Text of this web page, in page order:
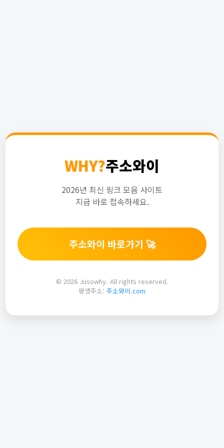
WHY?주소와이
2026년 최신 링크 모음 사이트
지금 바로 접속하세요.
주소와이 바로가기 🚀
© 2026 Jusowhy. All rights reserved.
평생주소: 주소와이.com